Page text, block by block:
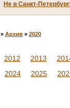
Не в Санкт-
» Архив » 2020
2012 2013
2024 2025